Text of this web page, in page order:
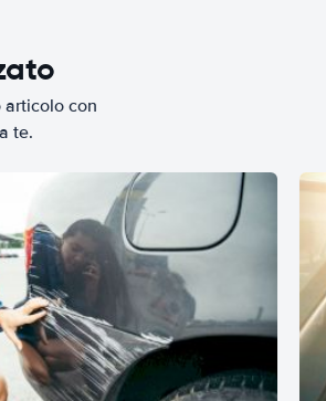
articolo con
te.